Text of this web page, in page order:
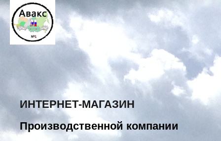
ИНТЕРНЕТ-МАГАЗИН
Производственной компании